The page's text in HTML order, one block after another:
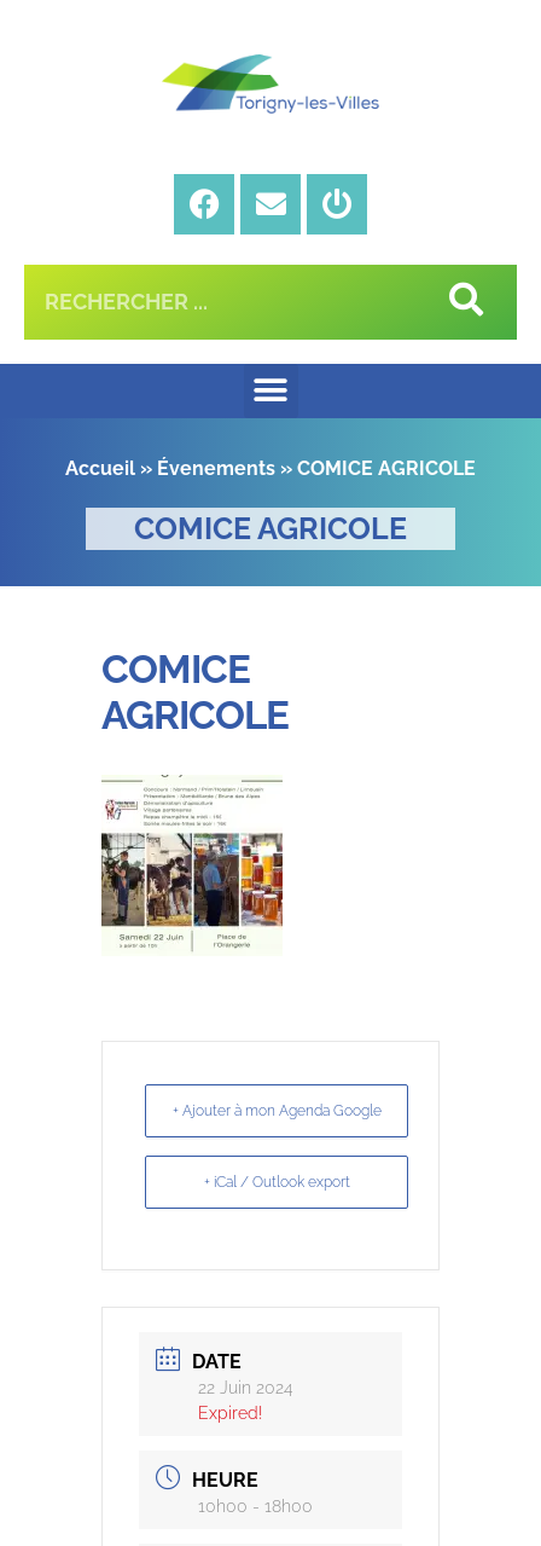
Accueil » Évenements » COMICE AGRICOLE
COMICE AGRICOLE
COMICE
AGRICOLE
+ Ajouter à mon Agenda Google
+ iCal / Outlook export
DATE
22 Juin 2024
Expired!
HEURE
10h00 - 18h00